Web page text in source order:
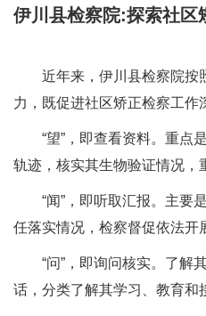
伊川县检察院:探索社区
近年来，伊川县检察院按照
力，既促进社区矫正检察工作
“望”，即查看资料。重点是
轨迹，核实其生物验证情况，
“闻”，即听取汇报。主要是
任落实情况，检察督促依法开
“问”，即询问核实。了解其
话，分类了解其学习、教育和